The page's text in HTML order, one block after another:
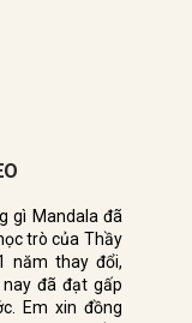
gì Mandala đã
trò của Thầy
năm thay đổi,
đã đạt gấp
Em xin đồng